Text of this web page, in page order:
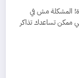
المشكلة مش في
ممكن تساعدك تذاكر